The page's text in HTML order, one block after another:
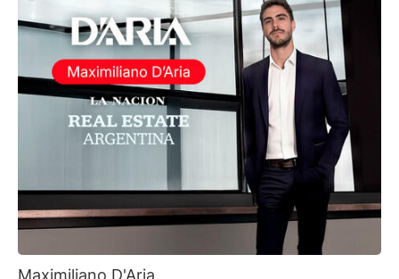
Maximiliano D'Aria